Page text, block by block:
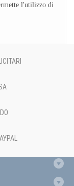
l'utilizzo di